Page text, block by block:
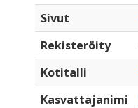
Sivut
Rekisteröity
Kotitalli
Kasvattajanimi